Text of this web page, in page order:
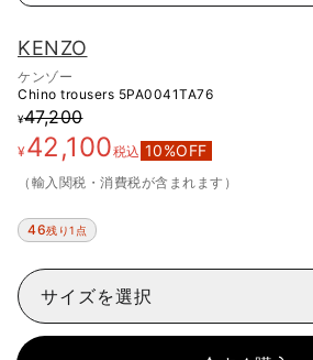
KENZO
ケンゾー
Chino trousers 5PA0041TA76
¥47,200
¥42,100税込 10%OFF
（輸入関税・消費税が含まれます）
46残り1点
サイズを選択